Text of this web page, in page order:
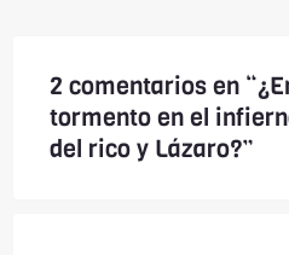
2 comentarios en
tormento en el
del rico y Lázaro?”